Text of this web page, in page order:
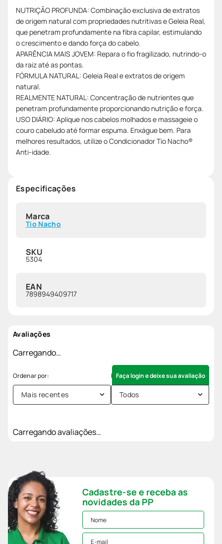
NUTRIÇÃO PROFUNDA: Combinação exclusiva de extratos
de origem natural com propriedades nutritivas e Geleia Real,
que penetram profundamente na fibra capilar, estimulando
o crescimento e dando força do cabelo.
APARÊNCIA MAIS JOVEM: Repara o fio fragilizado, nutrindo-o
da raiz até as pontas.
FÓRMULA NATURAL: Geleia Real e extratos de origem
natural.
REALMENTE NATURAL: Concentração de nutrientes que
penetram profundamente proporcionando nutrição e força.
USO DIÁRIO: Aplique nos cabelos molhados e massageie o
couro cabeludo até formar espuma. Enxágue bem. Para
melhores resultados, utilize o Condicionador Tio Nacho®
Anti-idade.
Especificações
Marca
Tio Nacho
SKU
5304
EAN
7898949409717
Avaliações
Carregando…
Faça login e deixe sua avaliação
Mais recentes Todos
Carregando avaliações…
Cadastre-se e receba as
novidades da PP